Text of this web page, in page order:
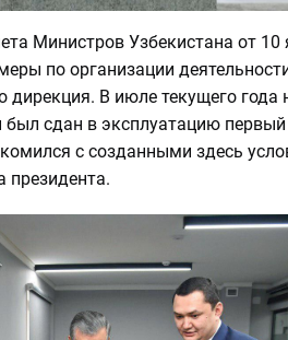
Министров Узбекистана от 10
по организации
дирекция. В июле текущего года
был сдан в эксплуатацию
с созданными здесь
президента.